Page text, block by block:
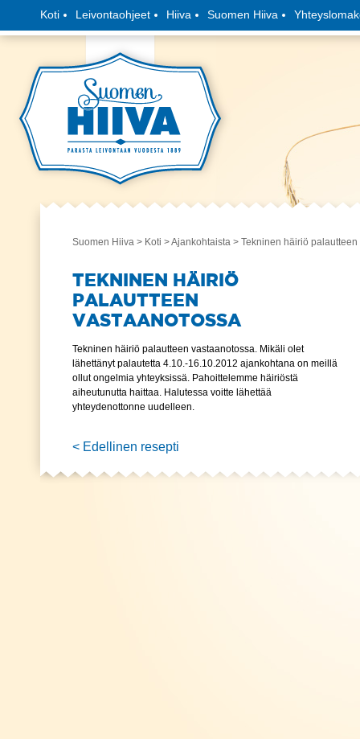
Koti Leivontaohjeet Hiiva Suomen Hiiva
Suomen Hiiva > Koti >Ajankohtaista > Tekninen häiriö
TEKNINEN HÄIRIÖ
PALAUTTEEN
VASTAANOTOSSA
Tekninen häiriö palautteen vastaanotossa. Mikäli olet
lähettänyt palautetta 4.10.-16.10.2012 ajankohtana on meillä
ollut ongelmia yhteyksissä. Pahoittelemme häiriöstä
aiheutunutta haittaa. Halutessa voitte lähettää
yhteydenottonne uudelleen.
< Edellinen resepti